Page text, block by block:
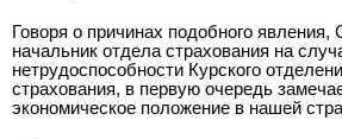
Говоря о причинах подобного явления,
начальник отдела страхования на
нетрудоспособности Курского
страхования, в первую очередь
экономическое положение в нашей